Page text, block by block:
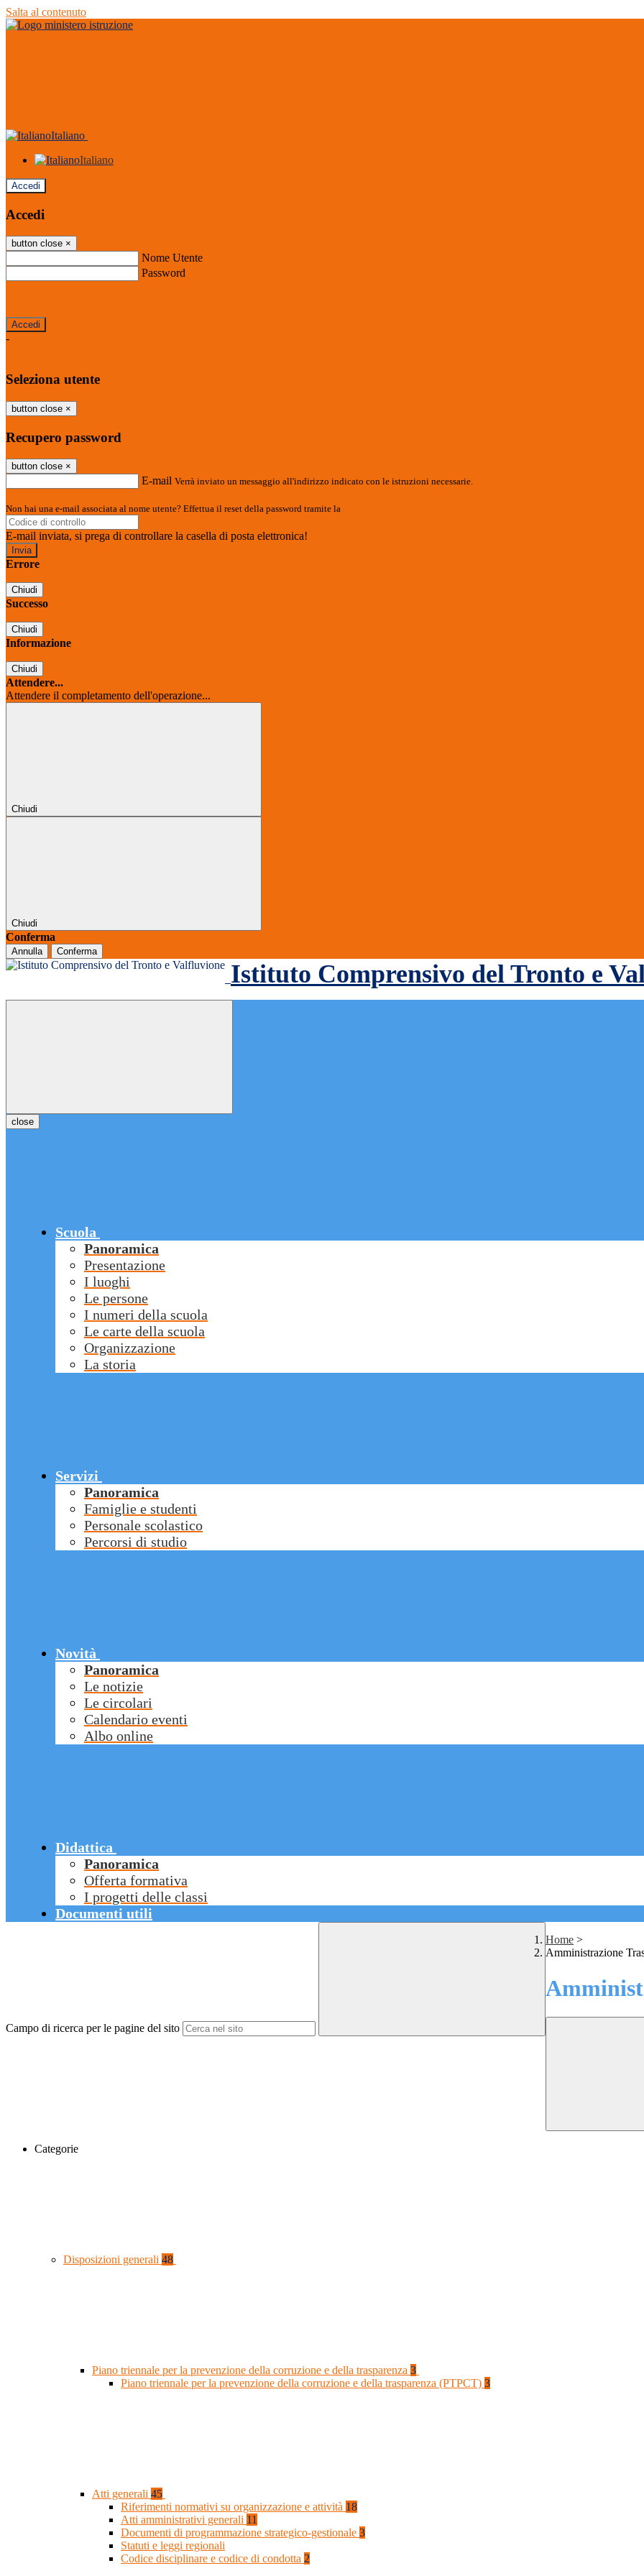
Salta al contenuto
Italiano
Italiano
Accedi
Accedi
button close ×
Nome Utente
Password
-
Seleziona utente
button close ×
Recupero password
button close ×
E-mail Verrà inviato un messaggio all'indirizzo indicato con le istruzioni necessarie.
Non hai una e-mail associata al nome utente? Effettua il reset della password tramite la
E-mail inviata, si prega di controllare la casella di posta elettronica!
Errore
Chiudi
Successo
Chiudi
Informazione
Chiudi
Attendere...
Attendere il completamento dell'operazione...
Chiudi
Chiudi
Conferma
Annulla Conferma
Istituto Comprensivo del Tronto e
close
Scuola
Panoramica
Presentazione
I luoghi
Le persone
I numeri della scuola
Le carte della scuola
Organizzazione
La storia
Servizi
Panoramica
Famiglie e studenti
Personale scolastico
Percorsi di studio
Novità
Panoramica
Le notizie
Le circolari
Calendario eventi
Albo online
Didattica
Panoramica
Offerta formativa
I progetti delle classi
Documenti utili
Campo di ricerca per le pagine del sito
Home >
Amministrazione
Categorie
Disposizioni generali 48
Piano triennale per la prevenzione della corruzione e della trasparenza 3
Piano triennale per la prevenzione della corruzione e della trasparenza (PTPCT) 3
Atti generali 45
Riferimenti normativi su organizzazione e attività 18
Atti amministrativi generali 11
Documenti di programmazione strategico-gestionale 3
Statuti e leggi regionali
Codice disciplinare e codice di condotta 2